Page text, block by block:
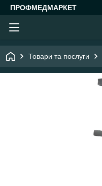
ПРОФМЕДМАРКЕТ
Товари та послуги